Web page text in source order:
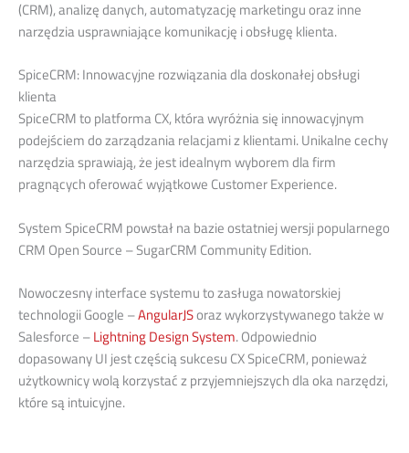
(CRM), analizę danych, automatyzację marketingu oraz inne
narzędzia usprawniające komunikację i obsługę klienta.
SpiceCRM: Innowacyjne rozwiązania dla doskonałej obsługi
klienta
SpiceCRM to platforma CX, która wyróżnia się innowacyjnym
podejściem do zarządzania relacjami z klientami. Unikalne cechy
narzędzia sprawiają, że jest idealnym wyborem dla firm
pragnących oferować wyjątkowe Customer Experience.
System SpiceCRM powstał na bazie ostatniej wersji popularnego
CRM Open Source – SugarCRM Community Edition.
Nowoczesny interface systemu to zasługa nowatorskiej
technologii Google –AngularJSoraz wykorzystywanego także w
Salesforce –Lightning Design System. Odpowiednio
dopasowany UI jest częścią sukcesu CX SpiceCRM, ponieważ
użytkownicy wolą korzystać z przyjemniejszych dla oka narzędzi,
które są intuicyjne.